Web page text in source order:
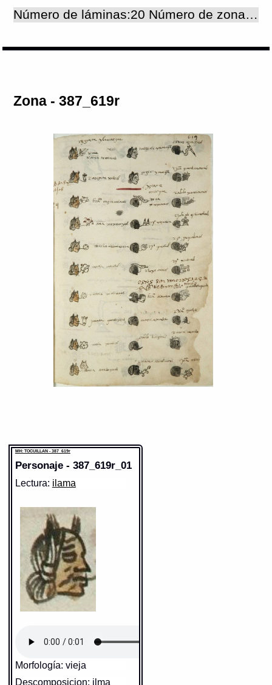
Número de láminas:20 Número de zonas:20
Zona - 387_619r
MH: TOCUILLAN - 387_619r
Personaje - 387_619r_01
Lectura: ilama
Morfología: vieja
Descomposicion: ilma